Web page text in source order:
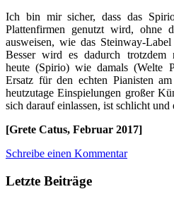
Ich bin mir sicher, dass das
Plattenfirmen genutzt wird, ohne
ausweisen, wie das Steinway-
Besser wird es dadurch trotzdem
heute (Spirio) wie damals (Welte
Ersatz für den echten Pianisten
heutzutage Einspielungen großer
sich darauf einlassen, ist schlicht und
[Grete Catus, Februar 2017]
Schreibe einen Kommentar
Letzte Beiträge